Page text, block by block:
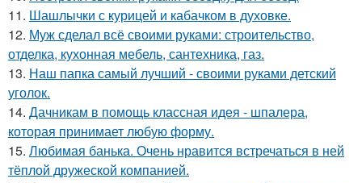
11. Шашлычки с курицей и кабачком в духовке.
12. Муж сделал всё своими руками: строительство,
отделка, кухонная мебель, сантехника, газ.
13. Наш папка самый лучший - своими руками детский
уголок.
14. Дачникам в помощь классная идея - шпалера,
которая принимает любую форму.
15. Любимая банька. Очень нравится встречаться в ней
тёплой дружеской компанией.